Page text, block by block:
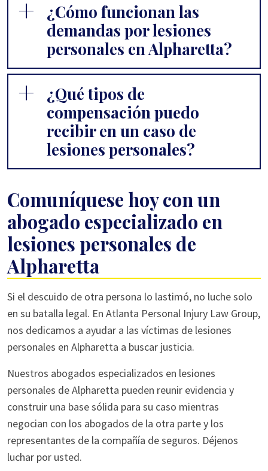
¿Cómo funcionan las
demandas por lesiones
personales en Alpharetta?
¿Qué tipos de
compensación puedo
recibir en un caso de
lesiones personales?
Comuníquese hoy con un
abogado especializado en
lesiones personales de
Alpharetta
Si el descuido de otra persona lo lastimó, no luche solo
en su batalla legal. En Atlanta Personal Injury Law Group,
nos dedicamos a ayudar a las víctimas de lesiones
personales en Alpharetta a buscar justicia.
Nuestros abogados especializados en lesiones
personales de Alpharetta pueden reunir evidencia y
construir una base sólida para su caso mientras
negocian con los abogados de la otra parte y los
representantes de la compañía de seguros. Déjenos
luchar por usted.